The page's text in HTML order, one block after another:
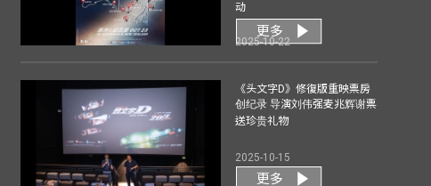
动
2025-10-22
更多
《头文字D》修復版重映票房
创纪录 导演刘伟强麦兆辉谢票
送珍贵礼物
2025-10-15
更多